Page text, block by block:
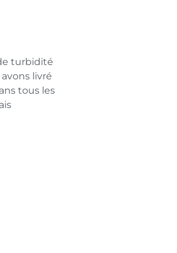
turbidité
livré
tous les